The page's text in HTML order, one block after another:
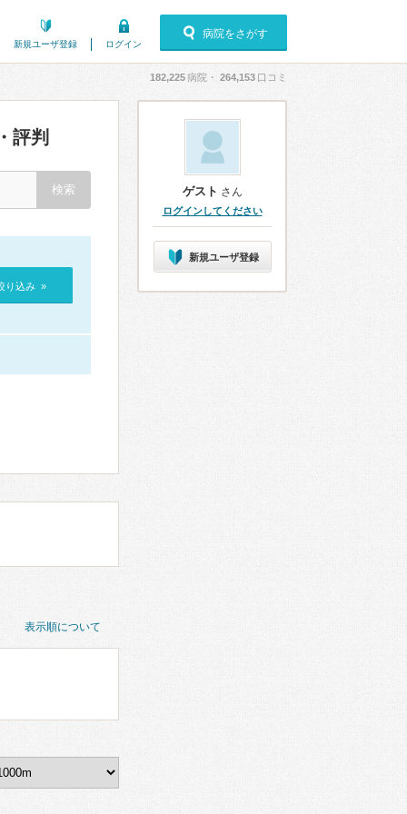
新規ユーザ登録 ログイン
病院をさがす
182,225病院・ 264,153 口コミ
評判
り込み »
表示順について
ゲスト さん
ログインしてください
新規ユーザ登録